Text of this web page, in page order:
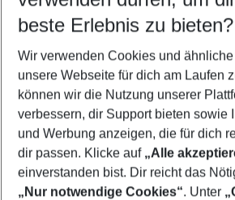
5-8 Nächte
2 Erwachsene Keine Kinder
Mehr Filter anzeigen
beste Erlebnis zu bieten?
Wir verwenden Cookies und
unsere Webseite für dich am Laufen
können wir die Nutzung unserer
verbessern, dir Support bieten sowie
und Werbung anzeigen, die für dich
dir passen. Klicke auf „Alle
einverstanden bist. Dir reicht das
„Nur notwendige Cookies“. Unter